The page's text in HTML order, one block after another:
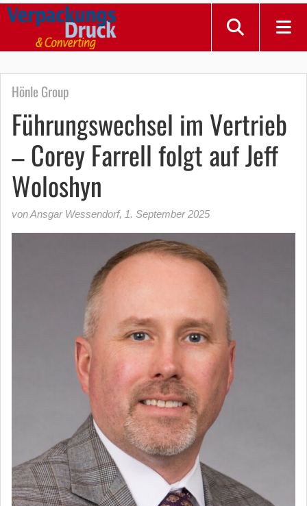
Hönle Group
Führungswechsel im Vertrieb
– Corey Farrell folgt auf Jeff
Woloshyn
von Ansgar Wessendorf, 1. September 2025